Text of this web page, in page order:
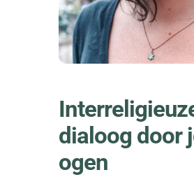
dialoog door
ogen